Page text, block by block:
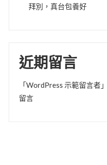
拜別，真台包養好
近期留言
「WordPress 示範留言者
留言